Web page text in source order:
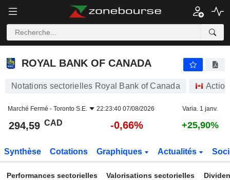
ROYAL BANK OF CANADA
ROYAL BANK OF CANADA
Notations sectorielles Royal Bank of Canada
Marché Fermé - Toronto S.E. 22:23:40 07/08/2026 Varia. 1 janv.
294,59 CAD -0,66% +25,90%
Synthèse Cotations Graphiques Actualités
Performances sectorielles Valorisations sectorielles